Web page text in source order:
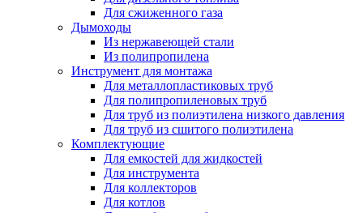
Для сжиженного газа
Дымоходы
Из нержавеющей стали
Из полипропилена
Инструмент для монтажа
Для металлопластиковых труб
Для полипропиленовых труб
Для труб из полиэтилена низкого давления
Для труб из сшитого полиэтилена
Комплектующие
Для емкостей для жидкостей
Для инструмента
Для коллекторов
Для котлов